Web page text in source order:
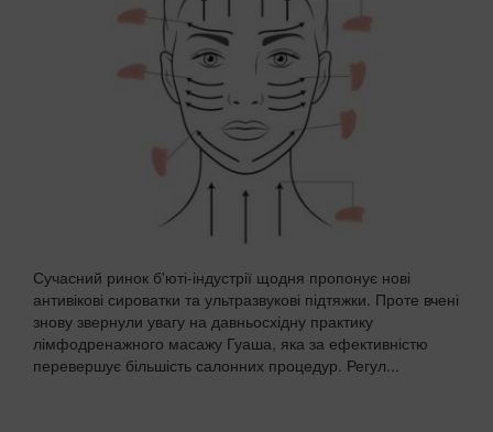
Сучасний ринок б'юті-індустрії щодня пропонує нові
антивікові сироватки та ультразвукові підтяжки. Проте вчені
знову звернули увагу на давньосхідну практику
лімфодренажного масажу Гуаша, яка за ефективністю
перевершує більшість салонних процедур. Регул...